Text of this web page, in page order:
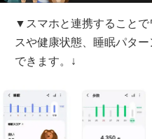
▼スマホと連携すること
スや健康状態、睡眠パタ
できます。↓